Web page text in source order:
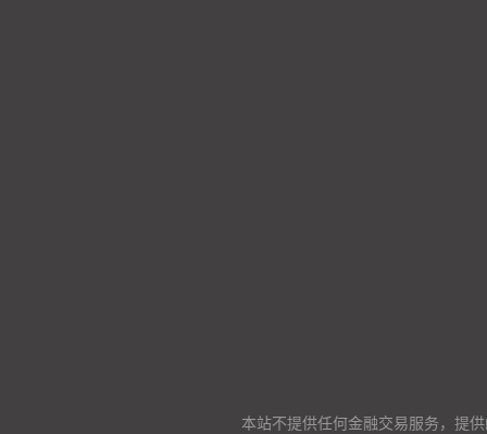
本站不提供任何金融交易服务，提